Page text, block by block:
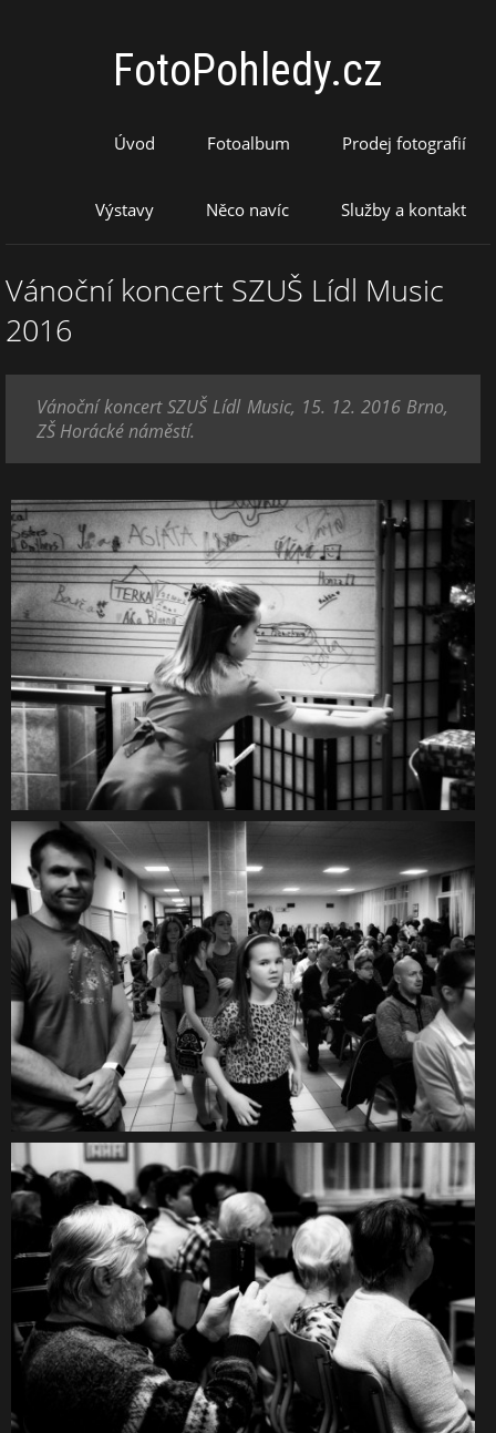
FotoPohledy.cz
Úvod Fotoalbum Prodej fotografií
Výstavy Něco navíc Služby a kontakt
Vánoční koncert SZUŠ Lídl Music
2016
Vánoční koncert SZUŠ Lídl Music, 15. 12. 2016 Brno,
ZŠ Horácké náměstí.